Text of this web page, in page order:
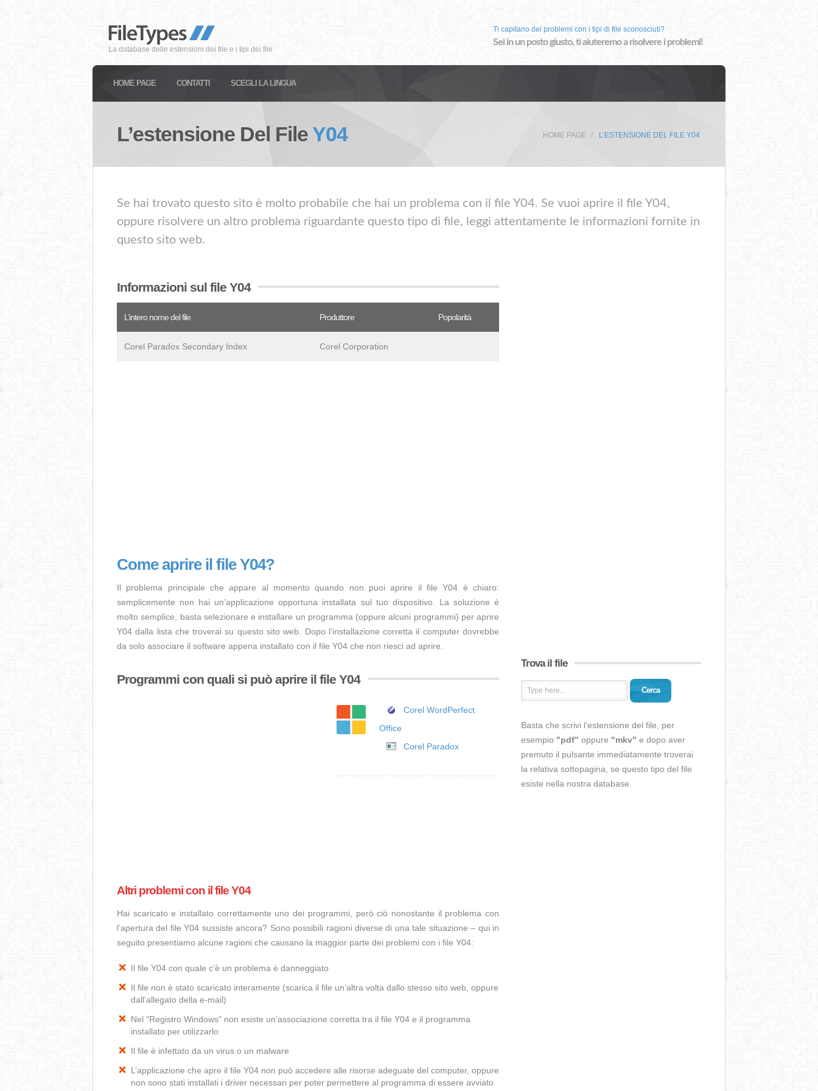
La database delle estensioni dei file e i tipi dei file
Ti capitano dei problemi con i tipi di file sconosciuti?
Sei in un posto giusto, ti aiuteremo a risolvere i problemi!
HOME PAGE CONTATTI SCEGLI LA LINGUA
L’estensione Del File Y04 HOME PAGE L’ESTENSIONE DEL FILE Y04
Se hai trovato questo sito è molto probabile che hai un problema con il file Y04. Se vuoi aprire il file Y04,
oppure risolvere un altro problema riguardante questo tipo di file, leggi attentamente le informazioni fornite in
questo sito web.
Informazioni sul file Y04
L’intero nome del file Produttore Popolarità
Corel Paradox Secondary Index Corel Corporation
Come aprire il file Y04?
Il problema principale che appare al momento quando non puoi aprire il file Y04 è chiaro:
semplicemente non hai un’applicazione opportuna installata sul tuo dispositivo. La soluzione è
molto semplice, basta selezionare e installare un programma (oppure alcuni programmi) per aprire
Y04 dalla lista che troverai su questo sito web. Dopo l’installazione corretta il computer dovrebbe
da solo associare il software appena installato con il file Y04 che non riesci ad aprire.
Programmi con quali si può aprire il file Y04
Corel WordPerfect
Office
Corel Paradox
Altri problemi con il file Y04
Hai scaricato e installato correttamente uno dei programmi, però ciò nonostante il problema con
l’apertura del file Y04 sussiste ancora? Sono possibili ragioni diverse di una tale situazione – qui in
seguito presentiamo alcune ragioni che causano la maggior parte dei problemi con i file Y04:
Il file Y04 con quale c’è un problema è danneggiato
Il file non è stato scaricato interamente (scarica il file un’altra volta dallo stesso sito web, oppure
dall’allegato della e-mail)
Nel "Registro Windows" non esiste un’associazione corretta tra il file Y04 e il programma
installato per utilizzarlo
Il file è infettato da un virus o un malware
L’applicazione che apre il file Y04 non può accedere alle risorse adeguate del computer, oppure
non sono stati installati i driver necessari per poter permettere al programma di essere avviato
Trova il file
Cerca
Basta che scrivi l’estensione del file, per
esempio "pdf" oppure "mkv" e dopo aver
premuto il pulsante immediatamente troverai
la relativa sottopagina, se questo tipo del file
esiste nella nostra database.